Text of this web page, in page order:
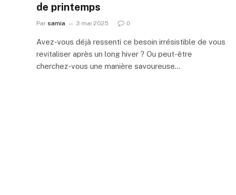
de printemps
Par samia 3 mai 2025 0
Avez-vous déjà ressenti ce besoin irrésistible de vous
revitaliser après un long hiver ? Ou peut-être
cherchez-vous une manière savoureuse…